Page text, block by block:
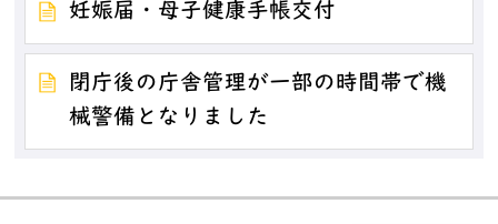
妊娠届・母子健康手帳交付
閉庁後の庁舎管理が一部の時間帯で機
械警備となりました